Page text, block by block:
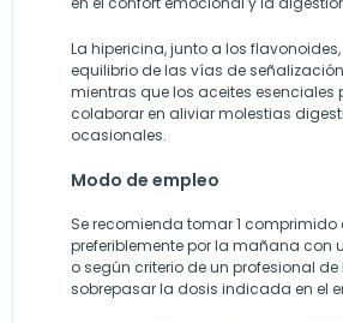
La hipericina, junto a los
equilibrio de las vías de
mientras que los aceites esenciales
colaborar en aliviar molestias
ocasionales.
Modo de empleo
Se recomienda tomar 1 comprimido
preferiblemente por la mañana con
o según criterio de un profesional
sobrepasar la dosis indicada en el